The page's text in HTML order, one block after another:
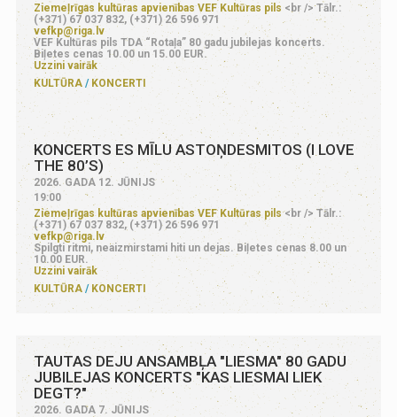
Ziemeļrīgas kultūras apvienības VEF Kultūras pils <br /> Tālr.:
(+371) 67 037 832, (+371) 26 596 971
vefkp@riga.lv
VEF Kultūras pils TDA “Rotaļa” 80 gadu jubilejas koncerts.
Biļetes cenas 10.00 un 15.00 EUR.
Uzzini vairāk
KULTŪRA
KONCERTI
KONCERTS ES MĪLU ASTOŅDESMITOS (I LOVE
THE 80’S)
2026. GADA 12. JŪNIJS
19:00
Ziemeļrīgas kultūras apvienības VEF Kultūras pils<br /> Tālr.:
(+371) 67 037 832, (+371) 26 596 971
vefkp@riga.lv
Spilgti ritmi, neaizmirstami hiti un dejas. Biļetes cenas 8.00 un
10.00 EUR.
Uzzini vairāk
KULTŪRA
KONCERTI
TAUTAS DEJU ANSAMBĻA "LIESMA" 80 GADU
JUBILEJAS KONCERTS "KAS LIESMAI LIEK
DEGT?"
2026. GADA 7. JŪNIJS